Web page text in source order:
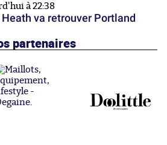
à 22:38
Heath va retrouver Portland
partenaires